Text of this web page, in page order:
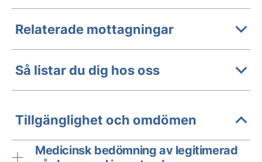
Relaterade mottagningar
Så listar du dig hos oss
Tillgänglighet och omdömen
Medicinsk bedömning av legitimerad